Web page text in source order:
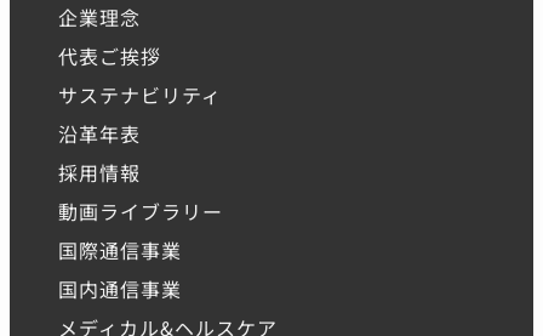
企業理念
代表ご挨拶
サステナビリティ
沿革年表
採用情報
動画ライブラリー
国際通信事業
国内通信事業
メディカル&ヘルスケア